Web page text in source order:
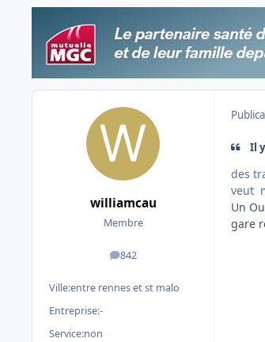
williamcau
Membre
842
messages
Ville:entre rennes et st malo
Entreprise:-
Service:non
Il
des
veut
Un
gare